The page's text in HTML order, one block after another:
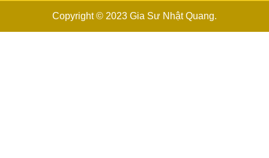
Copyright © 2023 Gia Sư Nhật Quang.